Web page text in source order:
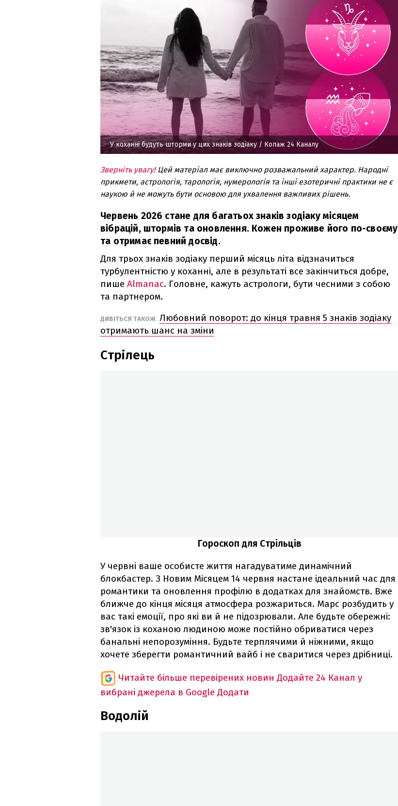
У коханні будуть шторми у цих знаків зодіаку / Колаж 24 Каналу
Зверніть увагу!Цей матеріал має виключно розважальний характер. Народні
прикмети, астрологія, тарологія, нумерологія та інші езотеричні практики не є
наукою й не можуть бути основою для ухвалення важливих рішень.
Червень 2026 стане для багатьох знаків зодіаку місяцем
вібрацій, штормів та оновлення. Кожен проживе його по-своєму
та отримає певний досвід.
Для трьох знаків зодіаку перший місяць літа відзначиться
турбулентністю у коханні, але в результаті все закінчиться добре,
пише Almanac. Головне, кажуть астрологи, бути чесними з собою
та партнером.
ДИВІТЬСЯ ТАКОЖ Любовний поворот: до кінця травня 5 знаків зодіаку
отримають шанс на зміни
Стрілець
Гороскоп для Стрільців
У червні ваше особисте життя нагадуватиме динамічний
блокбастер. З Новим Місяцем 14 червня настане ідеальний час для
романтики та оновлення профілю в додатках для знайомств. Вже
ближче до кінця місяця атмосфера розжариться. Марс розбудить у
вас такі емоції, про які ви й не підозрювали. Але будьте обережні:
зв'язок із коханою людиною може постійно обриватися через
банальні непорозуміння. Будьте терплячими й ніжними, якщо
хочете зберегти романтичний вайб і не сваритися через дрібниці.
Читайте більше перевірених новин Додайте 24 Канал у
вибрані джерела в Google Додати
Водолій